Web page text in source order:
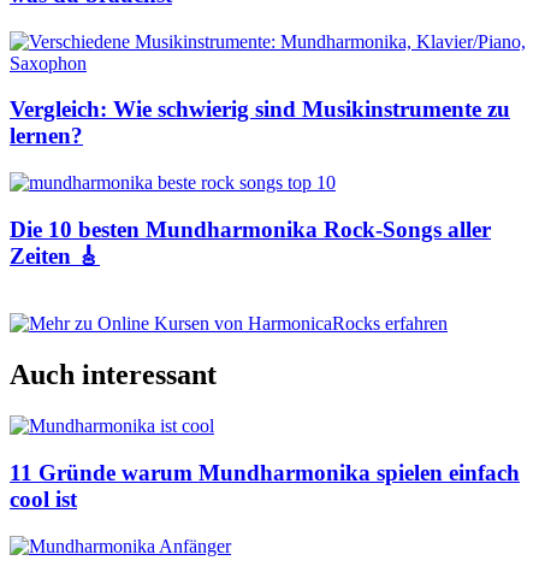
Vergleich: Wie schwierig sind Musikinstrumente zu
lernen?
Die 10 besten Mundharmonika Rock-Songs aller
Zeiten 🎸
Auch interessant
11 Gründe warum Mundharmonika spielen einfach
cool ist